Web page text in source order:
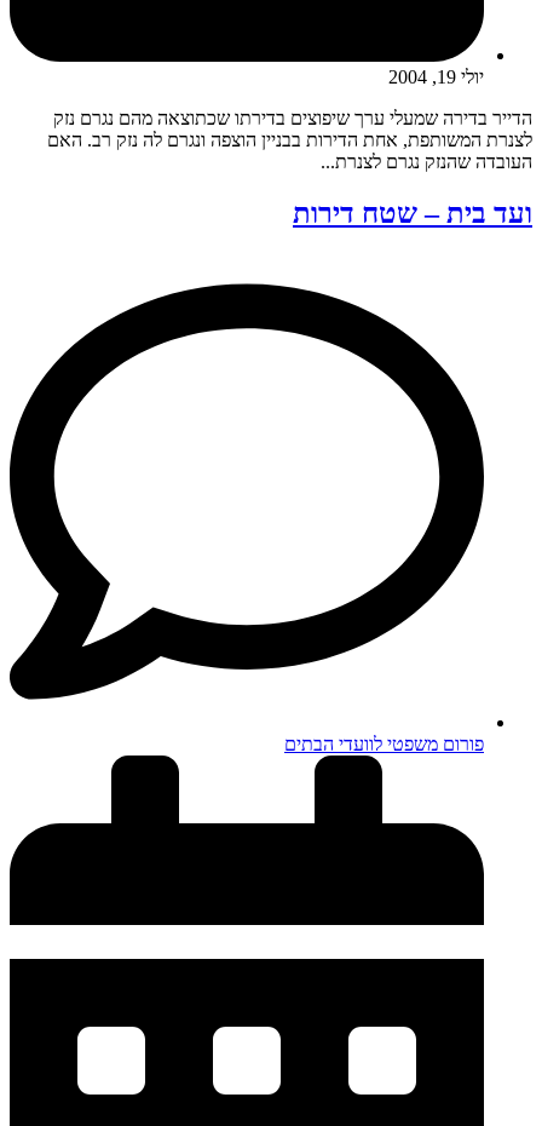
יולי 19, 2004
הדייר בדירה שמעלי ערך שיפוצים בדירתו שכתוצאה מהם נגרם נזק
לצנרת המשותפת, אחת הדירות בבניין הוצפה ונגרם לה נזק רב. האם
העובדה שהנזק נגרם לצנרת...
ועד בית – שטח דירות
פורום משפטי לוועדי הבתים